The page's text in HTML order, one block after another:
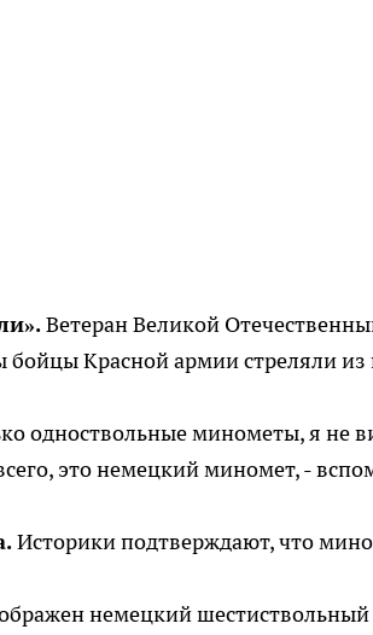
Ве­теран Великой
бойцы Красной армии стре­ляли
одно­ствольные минометы, я не
это немецкий миномет, -
Исто­рики подтверждают, что
немецкий